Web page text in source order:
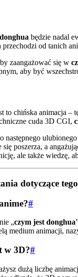
będzie nadal
przechodzi od tanich
zaangażować się w
aby być
to chińska animacja –
cuda 3D CGI,
następnego
się poszerza, a
ale także wiedzę,
dotyczące
#
„czym jest donghua
medium animacji,
w 3D?#
dużą liczbę